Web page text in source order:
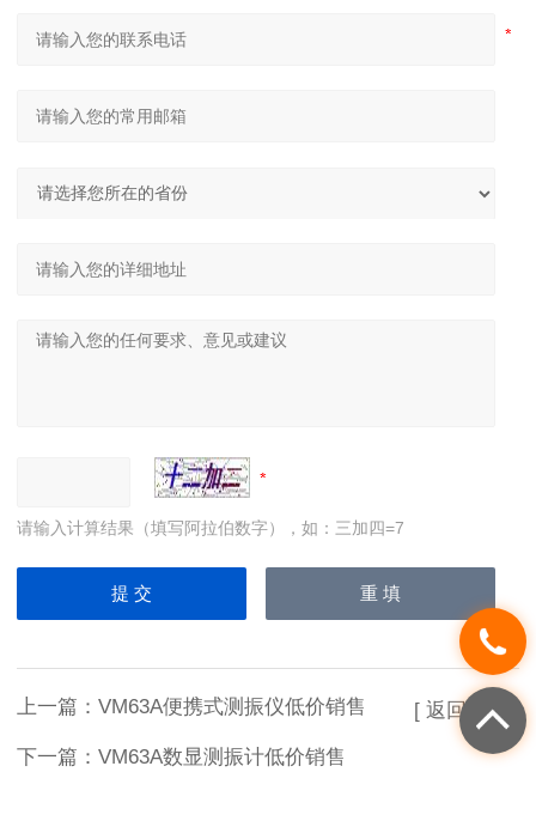
请输入计算结果（填写阿拉伯数字），如：三加四=7
上一篇： VM63A便携式测振仪低价销售
下一篇： VM63A数显测振计低价销售
[ 返回列表 ]